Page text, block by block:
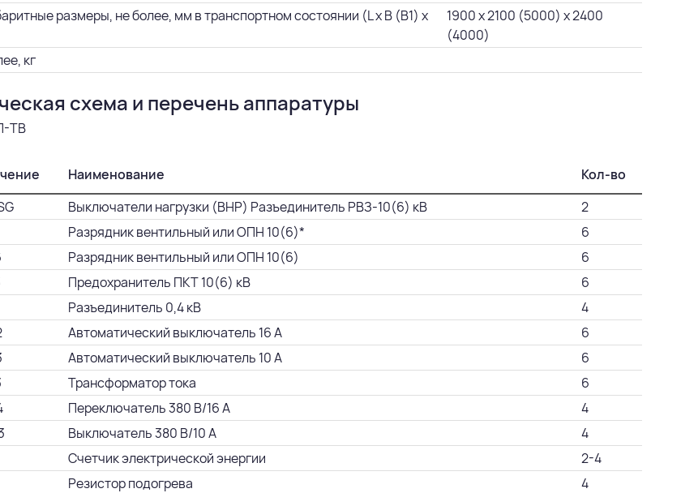
размеры, не более, мм в транспортном состоянии (L х B (В1) х
1900 х 2100 (5000) х 2400
(4000)
кг
схема и перечень аппаратуры
Наименование
Кол-во
Выключатели нагрузки (ВНР) Разъединитель РВЗ-10(6) кВ
2
Разрядник вентильный или ОПН 10(6)*
6
Разрядник вентильный или ОПН 10(6)
6
Предохранитель ПКТ 10(6) кВ
6
Разъединитель 0,4 кВ
4
Автоматический выключатель 16 А
6
Автоматический выключатель 10 А
6
Трансформатор тока
6
Переключатель 380 В/16 А
4
Выключатель 380 В/10 А
4
Счетчик электрической энергии
2-4
Резистор подогрева
4